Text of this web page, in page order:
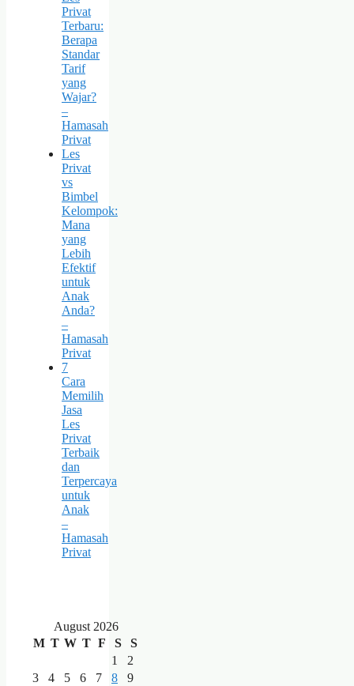
Privat
Terbaru:
Berapa
Standar
Tarif
yang
Wajar?
–
Hamasah
Privat
Les
Privat
vs
Bimbel
Kelompok:
Mana
yang
Lebih
Efektif
untuk
Anak
Anda?
–
Hamasah
Privat
7
Cara
Memilih
Jasa
Les
Privat
Terbaik
dan
Terpercaya
untuk
Anak
–
Hamasah
Privat
August 2026
M T W T F S
S
1
2
3
4 5 6 7 8
9